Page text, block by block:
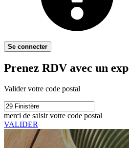
Se connecter
Prenez RDV avec un
Valider votre code postal
merci de saisir votre code postal
VALIDER